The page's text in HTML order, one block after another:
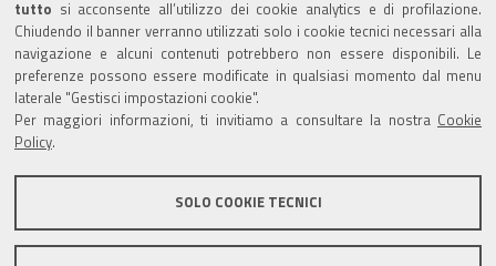
tutto si acconsente all’utilizzo dei cookie analytics e di profilazione.
Chiudendo il banner verranno utilizzati solo i cookie tecnici necessari alla
navigazione e alcuni contenuti potrebbero non essere disponibili. Le
preferenze possono essere modificate in qualsiasi momento dal menu
laterale "Gestisci impostazioni cookie".
Per maggiori informazioni, ti invitiamo a consultare la nostra Cookie
Policy
SOLO COOKIE TECNICI
Albo Camerale
Pubblicità Legale
Area riservata Amministratori